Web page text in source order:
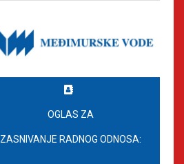
OGLAS ZA
ZASNIVANJE RADNOG ODNOSA: